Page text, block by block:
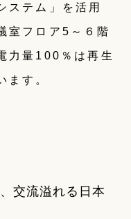
ステム」を活用
室フロア5～６階
力量100％は再生
ます。
交流溢れる日本